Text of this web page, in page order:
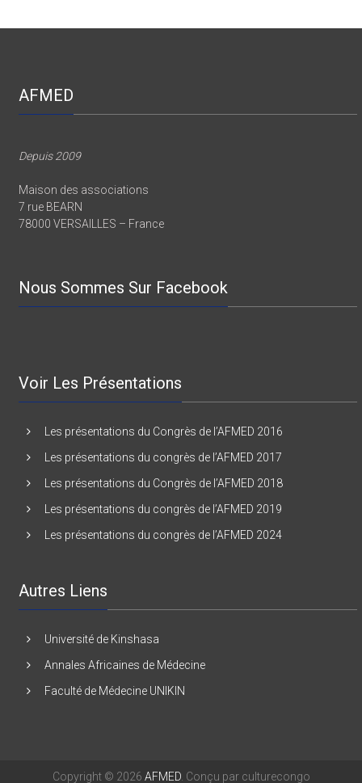
AFMED
Depuis 2009
Maison des associations
7 rue BEARN
78000 VERSAILLES – France
Nous Sommes Sur Facebook
Voir Les Présentations
Les présentations du Congrès de l’AFMED 2016
Les présentations du congrès de l’AFMED 2017
Les présentations du Congrès de l’AFMED 2018
Les présentations du congrès de l’AFMED 2019
Les présentations du congrès de l’AFMED 2024
Autres Liens
Université de Kinshasa
Annales Africaines de Médecine
Faculté de Médecine UNIKIN
Copyright © 2026 AFMED. Conçu par culturecongo